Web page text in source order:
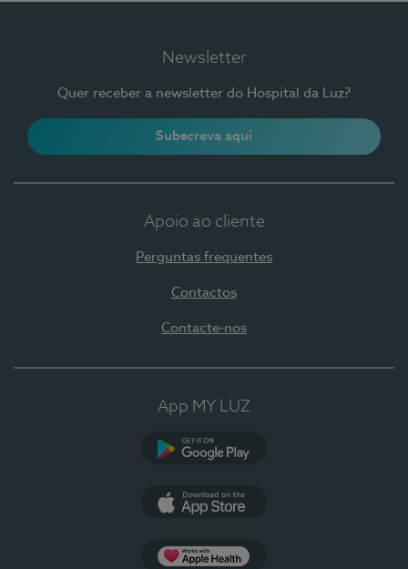
Newsletter
Quer receber a newsletter do Hospital da Luz?
Subscreva aqui
Apoio ao cliente
Perguntas frequentes
Contactos
Contacte-nos
App MY LUZ